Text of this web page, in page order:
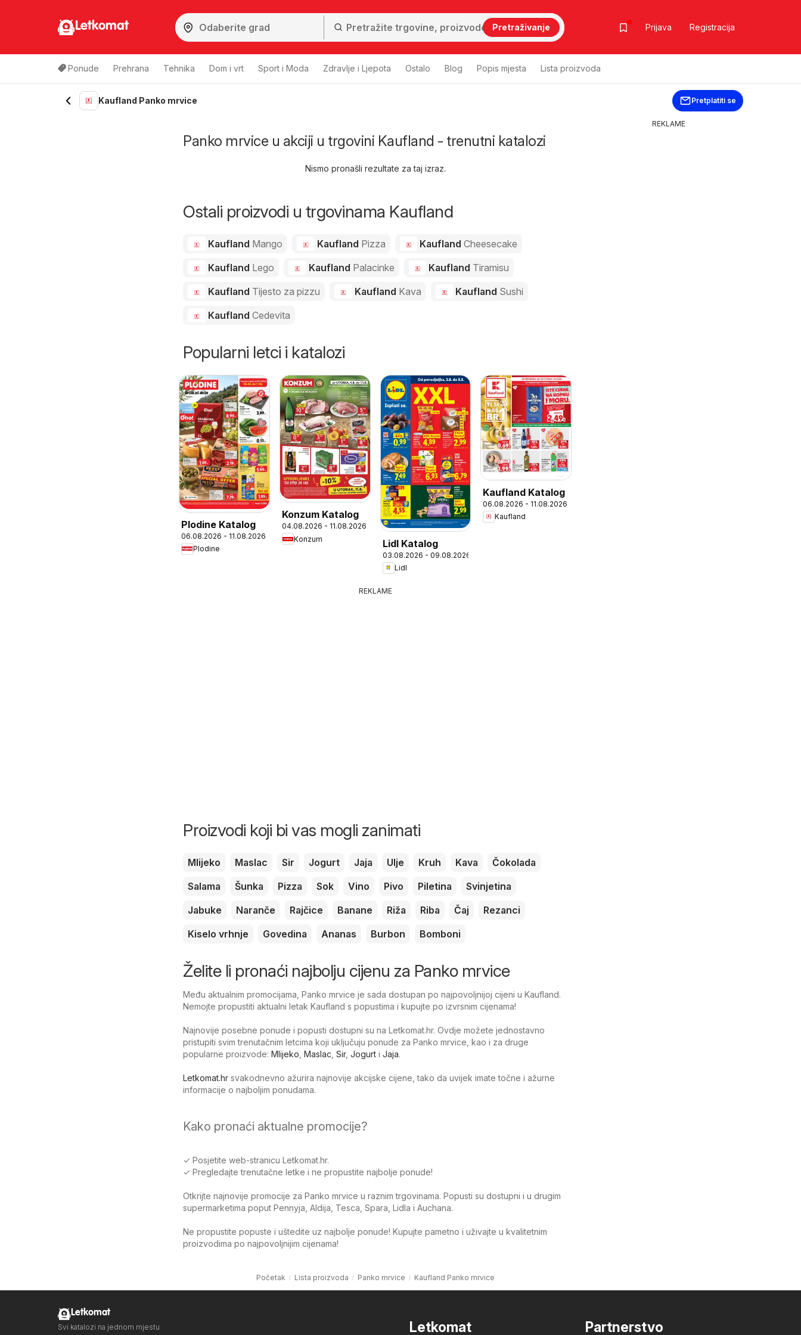
Letkomat Pretraživanje Prijava Registracija
Ponude Prehrana Tehnika Dom i vrt Sport i Moda Zdravlje i Ljepota Ostalo Blog Popis mjesta Lista proizvoda
Kaufland Panko mrvice Pretplatiti se
Panko mrvice u akciji u trgovini Kaufland - trenutni katalozi
Nismo pronašli rezultate za taj izraz.
Ostali proizvodi u trgovinama Kaufland
Kaufland Mango Kaufland Pizza KauflandCheesecake
Kaufland Lego Kaufland Palacinke Kaufland Tiramisu
Kaufland Tijesto za pizzu Kaufland Kava Kaufland Sushi
Kaufland Cedevita
Popularni letci i katalozi
Plodine Katalog
06.08.2026 - 11.08.2026
Plodine
Konzum Katalog
04.08.2026 - 11.08.2026
Konzum
Lidl Katalog
03.08.2026 - 09.08.2026
Lidl
Kaufland Katalog
06.08.2026 - 11.08.2026
Kaufland
REKLAME
Proizvodi koji bi vas mogli zanimati
Mlijeko Maslac Sir Jogurt Jaja Ulje Kruh Kava
Čokolada
Salama
Šunka Pizza Sok Vino Pivo Piletina
Svinjetina
Jabuke
Naranče Rajčice Banane Riža Riba Čaj
Rezanci
Kiselo vrhnje
Govedina Ananas Burbon Bomboni
Želite li pronaći najbolju cijenu za Panko mrvice
Među aktualnim promocijama, Panko mrvice je sada dostupan po najpovoljnijoj cijeni u Kaufland.
Nemojte propustiti aktualni letak Kaufland s popustima i kupujte po izvrsnim cijenama!
Najnovije posebne ponude i popusti dostupni su na Letkomat.hr. Ovdje možete jednostavno
pristupiti svim trenutačnim letcima koji uključuju ponude za Panko mrvice, kao i za druge
popularne proizvode: Mlijeko Maslac Sir, Jogurt i Jaja.
Letkomat.hr svakodnevno ažurira najnovije akcijske cijene, tako da uvijek imate točne i ažurne
informacije o najboljim ponudama.
Kako pronaći aktualne promocije?
✓ Posjetite web-stranicu Letkomat.hr.
✓ Pregledajte trenutačne letke i ne propustite najbolje ponude!
Otkrijte najnovije promocije za Panko mrvice u raznim trgovinama. Popusti su dostupni i u drugim
supermarketima poput Pennyja, Aldija, Tesca, Spara, Lidla i Auchana.
Ne propustite popuste i uštedite uz najbolje ponude! Kupujte pametno i uživajte u kvalitetnim
proizvodima po najpovoljnijim cijenama!
Početak Lista proizvoda Panko mrvice Kaufland Panko mrvice
REKLAME
Letkomat Partnerstvo
Letkomat
Svi katalozi na jednom mjestu